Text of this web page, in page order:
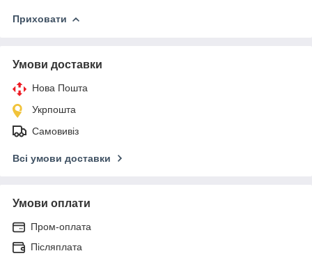
Приховати
Умови доставки
Нова Пошта
Укрпошта
Самовивіз
Всі умови доставки
Умови оплати
Пром-оплата
Післяплата